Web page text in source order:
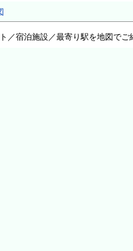
／宿泊施設／最寄り駅を地図でご